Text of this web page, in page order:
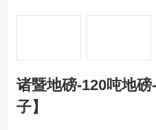
诸暨地磅-120吨地
子】